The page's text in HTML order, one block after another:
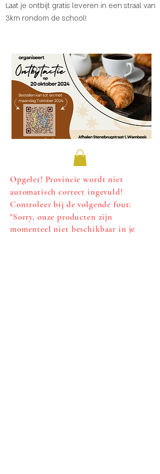
Laat je ontbijt gratis leveren in een straal van
3km rondom de school!
Opgelet! Provincie wordt niet
automatisch correct ingevuld!
Controleer bij de volgende fout:
"Sorry, onze producten zijn
momenteel niet beschikbaar in je